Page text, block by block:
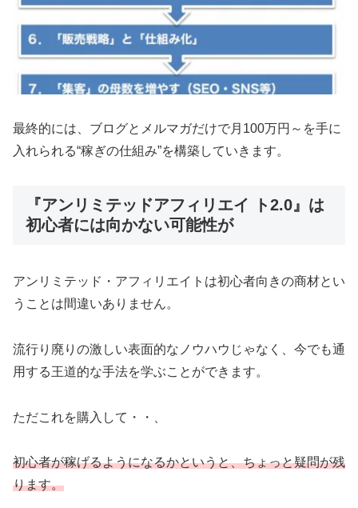
最終的には、ブログとメルマガだけで月100万円～を手に
入れられる“稼ぎの仕組み”を構築していきます。
『アンリミテッドアフィリエイ ト2.0』は
初心者には向かない可能性が
アンリミテッド・アフィリエイトは初心者向きの商材とい
うことは間違いありません。
流行り廃りの激しい表面的なノウハウじゃなく、今でも通
用する王道的な手法を学ぶことができます。
ただこれを購入して・・、
初心者が稼げるようになるかというと、ちょっと疑問が残
ります。